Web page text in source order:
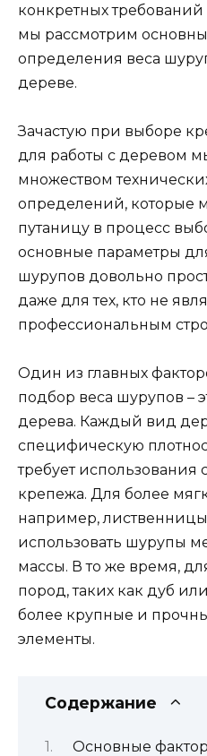
конкретных требований
мы рассмотрим
определения веса
дереве.
Зачастую при выборе
для работы с деревом
множеством
определений, которые
путаницу в процесс
основные параметры
шурупов довольно
даже для тех, кто не
профессиональным
Один из главных
подбор веса шурупов –
дерева. Каждый вид
специфическую
требует использования
крепежа. Для более
например,
использовать шурупы
массы. В то же время,
пород, таких как дуб
более крупные и
элементы.
Содержание
Основные